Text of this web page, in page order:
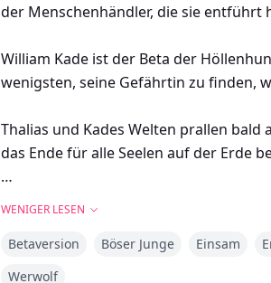
der Menschenhändler, die sie
William Kade ist der Beta der
wenigsten, seine Gefährtin zu finden,
Thalias und Kades Welten prallen
das Ende für alle Seelen auf der Erde
WENIGER LESEN
Betaversion Böser Junge Einsam
Werwolf